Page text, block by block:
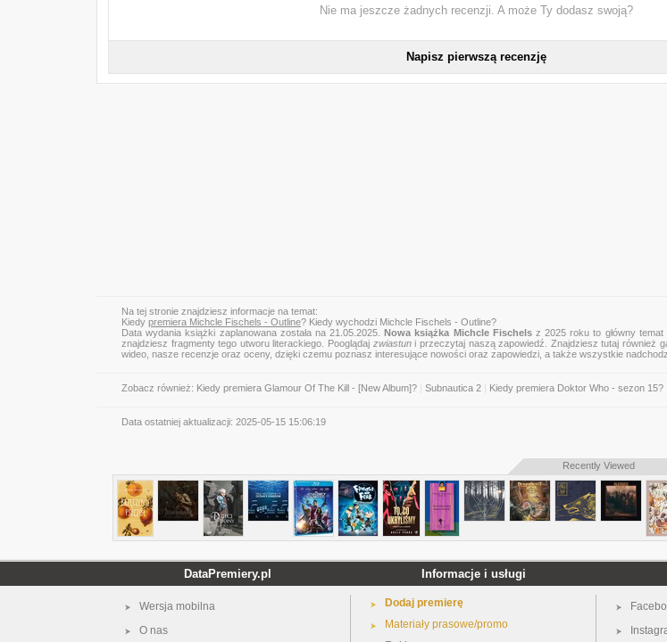
Nie ma jeszcze żadnych recenzji. A może Ty dodasz swoją?
Napisz pierwszą recenzję
Na tej stronie znajdziesz informacje na temat:
Kiedy premiera Michcle Fischels - Outline? Kiedy wychodzi Michcle Fischels - Outline?
Data wydania książki zaplanowana została na 21.05.2025.Nowa książka Michcle Fischelsz 2025 roku to główny temat
znajdziesz fragmenty tego utworu literackiego. Pooglądaj zwiastuni przeczytaj naszą zapowiedź. Znajdziesz tutaj również
wideo, nasze recenzje oraz oceny, dzięki czemu poznasz interesujące nowości oraz zapowiedzi, a także wszystkie
Zobacz również: Kiedy premiera Glamour Of The Kill - [New Album]? Subnautica 2 Kiedy premiera Doktor Who - sezon 15?
Data ostatniej aktualizacji: 2025-05-15 15:06:19
Recently Viewed
DataPremiery.pl
Wersja mobilna
O nas
Informacje i usługi
Dodaj premierę
Materiały prasowe/promo